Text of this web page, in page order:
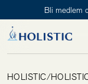
Bli medlem
Tillagd i
För att påbörja en
Holistic Club. Det är
HOLISTIC/